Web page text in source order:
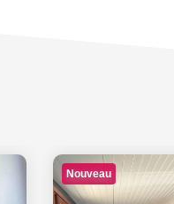
Nouveau